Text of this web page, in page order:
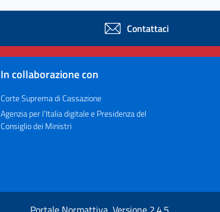
Contattaci
In collaborazione con
Corte Suprema di Cassazione
Agenzia per l’Italia digitale e Presidenza del
Consiglio dei Ministri